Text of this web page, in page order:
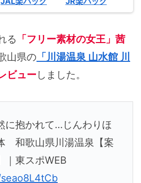
る 「フリー素材の女王」茜
山県の 「川湯温泉 山水館 川
ビュー しました。
に抱かれて…じんわりほ
和歌山県川湯温泉【案
｜東スポWEB